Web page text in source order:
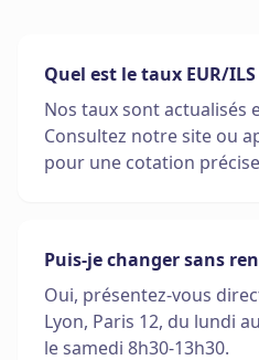
Quel est le taux EUR/
Nos taux sont actualisés
Consultez notre site ou
pour une cotation
Puis-je changer sans
Oui, présentez-vous
Lyon, Paris 12, du lundi
le samedi 8h30-13h30.